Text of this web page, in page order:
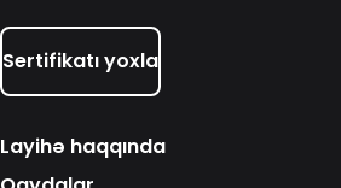
Sertifikatı yoxla
Layihə haqqında